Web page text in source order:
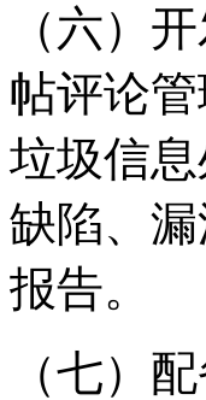
（六）
帖评论
垃圾信
缺陷、
报告。
（七）